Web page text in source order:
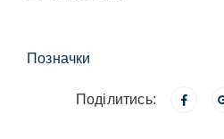
Позначки
Поділитись: